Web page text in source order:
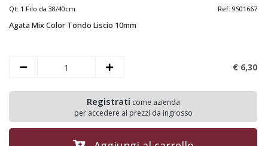
Qt: 1 Filo da 38/40cm Ref: 9S01667
Agata Mix Color Tondo Liscio 10mm
€ 6,30
Registrati come azienda
per accedere ai prezzi da ingrosso